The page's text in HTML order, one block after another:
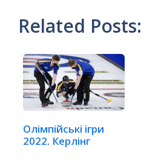
Related Posts:
Олімпійські ігри
2022. Керлінг